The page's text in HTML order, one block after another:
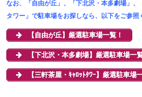
なお、「自由が丘」、「下北沢・本多劇場」、
タワー」で駐車場をお探しなら、以下をご参照
【自由が丘】厳選駐車場一覧！
【下北沢・本多劇場】厳選駐車場一
【三軒茶屋・ｷｬﾛｯﾄﾀﾜｰ】厳選駐車場